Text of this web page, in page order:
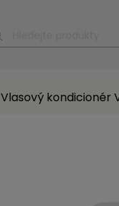
Vlasový kondicionér